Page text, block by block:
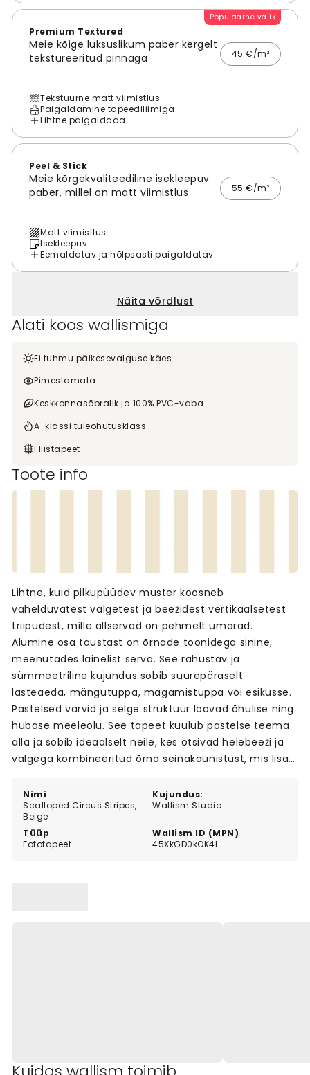
Populaarne valik
Premium Textured
Meie kõige luksuslikum paber kergelt
tekstureeritud pinnaga
45 €/m²
Tekstuurne matt viimistlus
Paigaldamine tapeediliimiga
Lihtne paigaldada
Peel & Stick
Meie kõrgekvaliteediline isekleepuv
paber, millel on matt viimistlus
55 €/m²
Matt viimistlus
Isekleepuv
Eemaldatav ja hõlpsasti paigaldatav
Näita võrdlust
Alati koos wallismiga
Ei tuhmu päikesevalguse käes
Pimestamata
Keskkonnasõbralik ja 100% PVC-vaba
A-klassi tuleohutusklass
Fliistapeet
Toote info
Nimi
Scalloped Circus Stripes,
Beige
Kujundus:
Wallism Studio
Tüüp
Fototapeet
Wallism ID (MPN)
45XkGD0kOK4l
Lihtne, kuid pilkupüüdev muster koosneb
vahelduvatest valgetest ja beežidest vertikaalsetest
triipudest, mille allservad on pehmelt ümarad.
Alumine osa taustast on õrnade toonidega sinine,
meenutades lainelist serva. See rahustav ja
sümmeetriline kujundus sobib suurepäraselt
lasteaeda, mängutuppa, magamistuppa või esikusse.
Pastelsed värvid ja selge struktuur loovad õhulise ning
hubase meeleolu. See tapeet kuulub pastelse teema
alla ja sobib ideaalselt neile, kes otsivad helebeeži ja
valgega kombineeritud õrna seinakaunistust, mis lisab